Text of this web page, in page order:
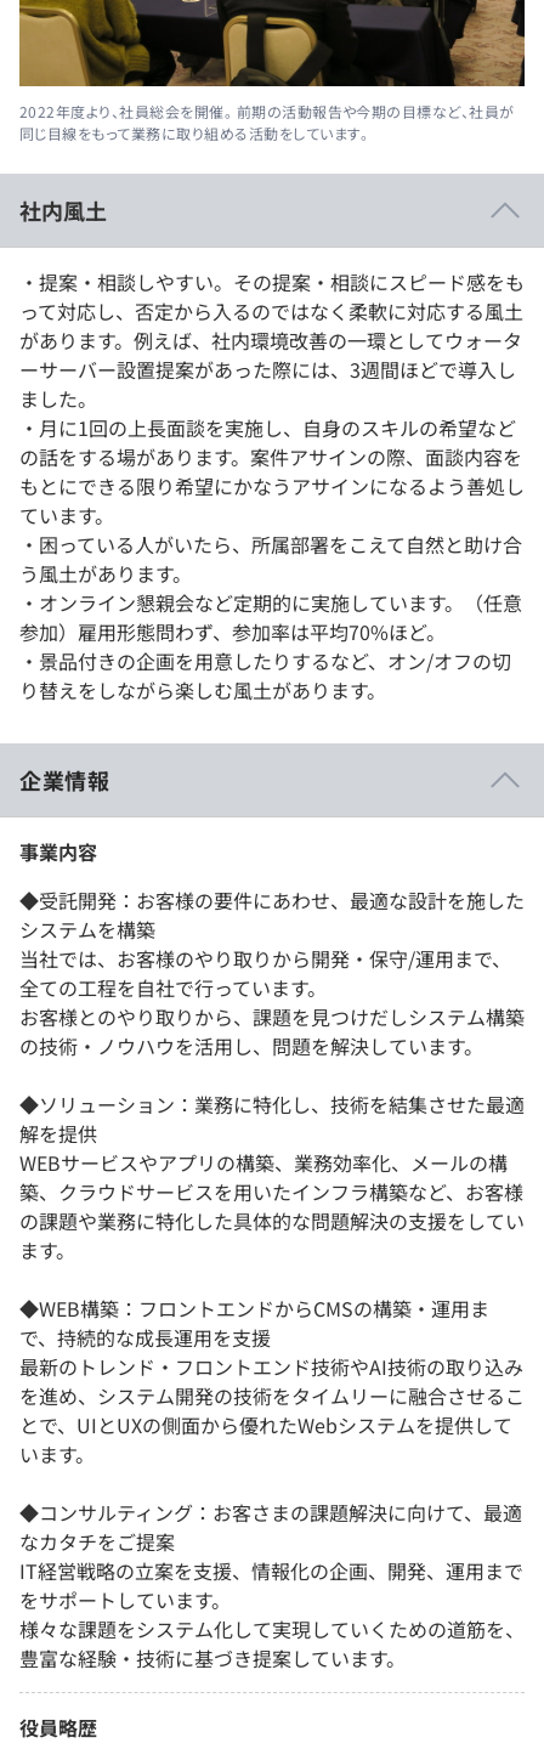
2022年度より、社員総会を開催。 前期の活動報告や今期の目標など、社員が
同じ目線をもって業務に取り組める活動をしています。
社内風土
・提案・相談しやすい。その提案・相談にスピード感をも
って対応し、否定から入るのではなく柔軟に対応する風土
があります。例えば、社内環境改善の一環としてウォータ
ーサーバー設置提案があった際には、3週間ほどで導入し
ました。
・月に1回の上長面談を実施し、自身のスキルの希望など
の話をする場があります。案件アサインの際、面談内容を
もとにできる限り希望にかなうアサインになるよう善処し
ています。
・困っている人がいたら、所属部署をこえて自然と助け合
う風土があります。
・オンライン懇親会など定期的に実施しています。（任意
参加）雇用形態問わず、参加率は平均70%ほど。
・景品付きの企画を用意したりするなど、オン/オフの切
り替えをしながら楽しむ風土があります。
企業情報
事業内容
◆受託開発：お客様の要件にあわせ、最適な設計を施した
システムを構築
当社では、お客様のやり取りから開発・保守/運用まで、
全ての工程を自社で行っています。
お客様とのやり取りから、課題を見つけだしシステム構築
の技術・ノウハウを活用し、問題を解決しています。
◆ソリューション：業務に特化し、技術を結集させた最適
解を提供
WEBサービスやアプリの構築、業務効率化、メールの構
築、クラウドサービスを用いたインフラ構築など、お客様
の課題や業務に特化した具体的な問題解決の支援をしてい
ます。
◆WEB構築：フロントエンドからCMSの構築・運用ま
で、持続的な成長運用を支援
最新のトレンド・フロントエンド技術やAI技術の取り込み
を進め、システム開発の技術をタイムリーに融合させるこ
とで、UIとUXの側面から優れたWebシステムを提供して
います。
◆コンサルティング：お客さまの課題解決に向けて、最適
なカタチをご提案
IT経営戦略の立案を支援、情報化の企画、開発、運用まで
をサポートしています。
様々な課題をシステム化して実現していくための道筋を、
豊富な経験・技術に基づき提案しています。
役員略歴